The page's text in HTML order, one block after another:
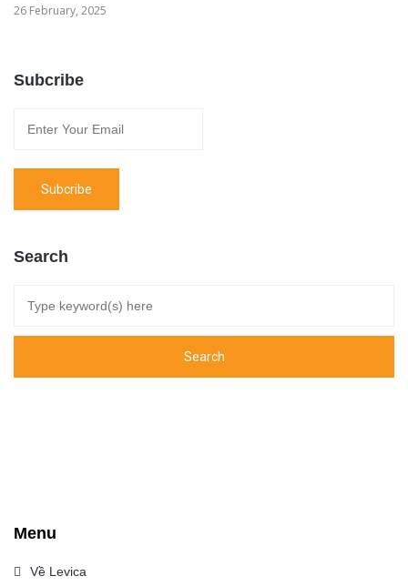
26 February, 2025
Subcribe
Search
Menu
Về Levica